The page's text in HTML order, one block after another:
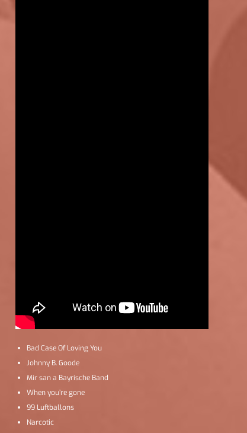
Bad Case Of Loving You
Johnny B. Goode
Mir san a Bayrische Band
When you’re gone
99 Luftballons
Narcotic